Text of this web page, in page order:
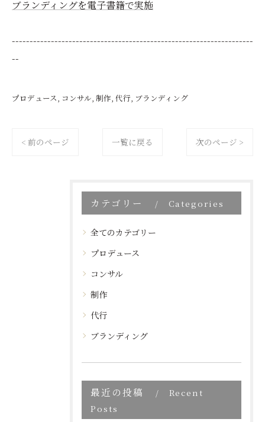
ブランディングを電子書籍で実施
--------------------------------------------------------------------
--
プロデュース コンサル 制作 代行 ブランディング
< 前のページ 一覧に戻る 次のページ >
カテゴリー Categories
全てのカテゴリー
プロデュース
コンサル
制作
代行
ブランディング
最近の投稿
Recent
Posts